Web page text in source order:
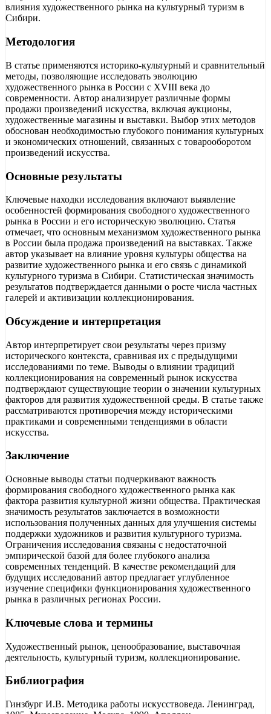
влияния художественного рынка на культурный туризм в
Сибири.
Методология
В статье применяются историко-культурный и сравнительный
методы, позволяющие исследовать эволюцию
художественного рынка в России с XVIII века до
современности. Автор анализирует различные формы
продажи произведений искусства, включая аукционы,
художественные магазины и выставки. Выбор этих методов
обоснован необходимостью глубокого понимания культурных
и экономических отношений, связанных с товарооборотом
произведений искусства.
Основные результаты
Ключевые находки исследования включают выявление
особенностей формирования свободного художественного
рынка в России и его историческую эволюцию. Статья
отмечает, что основным механизмом художественного рынка
в России была продажа произведений на выставках. Также
автор указывает на влияние уровня культуры общества на
развитие художественного рынка и его связь с динамикой
культурного туризма в Сибири. Статистическая значимость
результатов подтверждается данными о росте числа частных
галерей и активизации коллекционирования.
Обсуждение и интерпретация
Автор интерпретирует свои результаты через призму
исторического контекста, сравнивая их с предыдущими
исследованиями по теме. Выводы о влиянии традиций
коллекционирования на современный рынок искусства
подтверждают существующие теории о значении культурных
факторов для развития художественной среды. В статье также
рассматриваются противоречия между историческими
практиками и современными тенденциями в области
искусства.
Заключение
Основные выводы статьи подчеркивают важность
формирования свободного художественного рынка как
фактора развития культурной жизни общества. Практическая
значимость результатов заключается в возможности
использования полученных данных для улучшения системы
поддержки художников и развития культурного туризма.
Ограничения исследования связаны с недостаточной
эмпирической базой для более глубокого анализа
современных тенденций. В качестве рекомендаций для
будущих исследований автор предлагает углубленное
изучение специфики функционирования художественного
рынка в различных регионах России.
Ключевые слова и термины
Художественный рынок, ценообразование, выставочная
деятельность, культурный туризм, коллекционирование.
Библиография
Гинзбург И.В. Методика работы искусствоведа. Ленинград,